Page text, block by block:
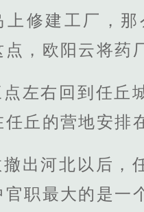
上修建工厂，
，欧阳云将药
左右回到任丘
丘的营地安排
出河北以后，
职最大的是一